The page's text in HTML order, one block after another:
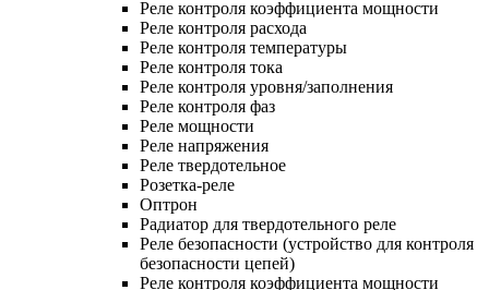
Реле контроля коэффициента мощности
Реле контроля расхода
Реле контроля температуры
Реле контроля тока
Реле контроля уровня/заполнения
Реле контроля фаз
Реле мощности
Реле напряжения
Реле твердотельное
Розетка-реле
Оптрон
Радиатор для твердотельного реле
Реле безопасности (устройство для контроля
безопасности цепей)
Реле контроля коэффициента мощности